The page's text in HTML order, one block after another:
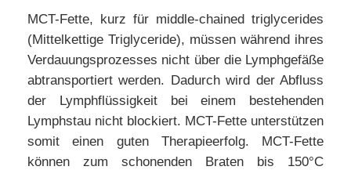
MCT-Fette, kurz für middle-chained triglycerides
(Mittelkettige Triglyceride), müssen während ihres
Verdauungsprozesses nicht über die Lymphgefäße
abtransportiert werden. Dadurch wird der Abfluss
der Lymphflüssigkeit bei einem bestehenden
Lymphstau nicht blockiert. MCT-Fette unterstützen
somit einen guten Therapieerfolg. MCT-Fette
können zum schonenden Braten bis 150°C